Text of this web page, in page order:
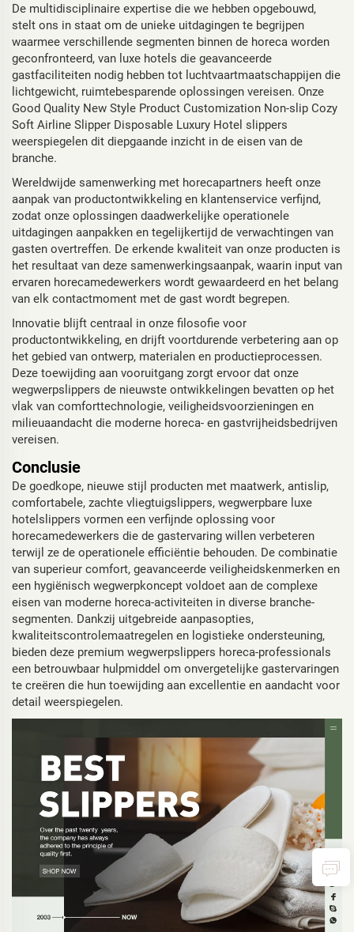
De multidisciplinaire expertise die we hebben opgebouwd,
stelt ons in staat om de unieke uitdagingen te begrijpen
waarmee verschillende segmenten binnen de horeca worden
geconfronteerd, van luxe hotels die geavanceerde
gastfaciliteiten nodig hebben tot luchtvaartmaatschappijen die
lichtgewicht, ruimtebesparende oplossingen vereisen. Onze
Good Quality New Style Product Customization Non-slip Cozy
Soft Airline Slipper Disposable Luxury Hotel slippers
weerspiegelen dit diepgaande inzicht in de eisen van de
branche.
Wereldwijde samenwerking met horecapartners heeft onze
aanpak van productontwikkeling en klantenservice verfijnd,
zodat onze oplossingen daadwerkelijke operationele
uitdagingen aanpakken en tegelijkertijd de verwachtingen van
gasten overtreffen. De erkende kwaliteit van onze producten is
het resultaat van deze samenwerkingsaanpak, waarin input van
ervaren horecamedewerkers wordt gewaardeerd en het belang
van elk contactmoment met de gast wordt begrepen.
Innovatie blijft centraal in onze filosofie voor
productontwikkeling, en drijft voortdurende verbetering aan op
het gebied van ontwerp, materialen en productieprocessen.
Deze toewijding aan vooruitgang zorgt ervoor dat onze
wegwerpslippers de nieuwste ontwikkelingen bevatten op het
vlak van comforttechnologie, veiligheidsvoorzieningen en
milieuaandacht die moderne horeca- en gastvrijheidsbedrijven
vereisen.
Conclusie
De goedkope, nieuwe stijl producten met maatwerk, antislip,
comfortabele, zachte vliegtuigslippers, wegwerpbare luxe
hotelslippers vormen een verfijnde oplossing voor
horecamedewerkers die de gastervaring willen verbeteren
terwijl ze de operationele efficiëntie behouden. De combinatie
van superieur comfort, geavanceerde veiligheidskenmerken en
een hygiënisch wegwerpkoncept voldoet aan de complexe
eisen van moderne horeca-activiteiten in diverse branche-
segmenten. Dankzij uitgebreide aanpasopties,
kwaliteitscontrolemaatregelen en logistieke ondersteuning,
bieden deze premium wegwerpslippers horeca-professionals
een betrouwbaar hulpmiddel om onvergetelijke gastervaringen
te creëren die hun toewijding aan excellentie en aandacht voor
detail weerspiegelen.